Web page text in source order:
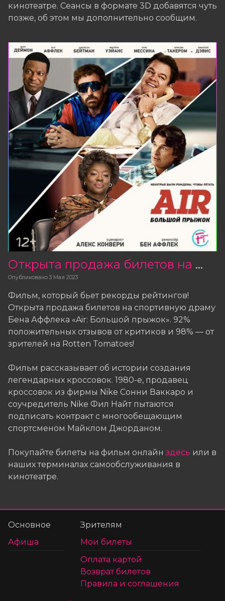
кинотеатре. Сеансы в формате 3D добавятся чуть
позже, об этом мы дополнительно сообщим.
Открыта продажа билетов на фильм «Air: Большой прыжок»
Опубликовано 3 Мая 2023
Фильм, который бьет рекорды рейтингов!
Открыта продажа билетов на спортивную драму
Бена Аффлека «Air: Большой прыжок». 92%
положительных отзывов от критиков и 98% — от
зрителей на Rotten Tomatoes!
Фильм рассказывает об истории создания
легендарных кроссовок. 1980-е, продавец
кроссовок из фирмы Nike Сонни Ваккаро и
соучредитель Nike Фил Найт пытаются
подписать контракт с многообещающим
спортсменом Майклом Джорданом.
Покупайте билеты на фильм онлайн здесь или в
наших терминалах самообслуживания в
кинотеатре.
Основное
Афиша
Зрителям
Мои билеты
Оплата картой
Возврат билетов
Правила и соглашения